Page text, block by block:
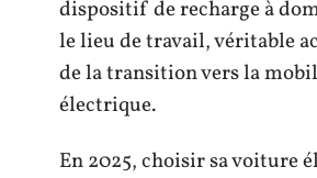
dispositif de recharge à
le lieu de travail, véritable
de la transition vers la
électrique.
En 2025, choisir sa voiture